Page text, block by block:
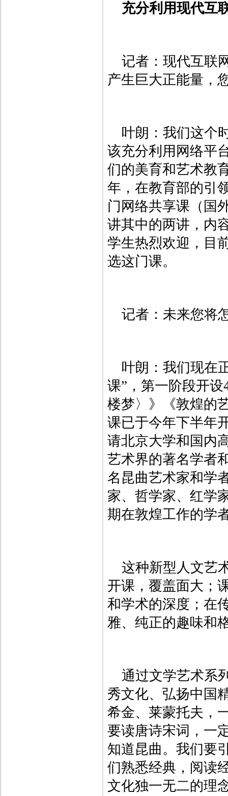
充分利用现代互
记者：现代互联
产生巨大正能量，
叶朗：我们这个
该充分利用网络平
们的美育和艺术教
年，在教育部的引
门网络共享课（国
讲其中的两讲，内
学生热烈欢迎，目
选这门课。
记者：未来您将
叶朗：我们现在
课”，第一阶段开
楼梦〉》《敦煌的
课已于今年下半年
请北京大学和国内
艺术界的著名学者
名昆曲艺术家和学
家、哲学家、红学
期在敦煌工作的学
这种新型人文艺
开课，覆盖面大；
和学术的深度；在
雅、纯正的趣味和
通过文学艺术系
秀文化、弘扬中国
希金、莱蒙托夫，
要读唐诗宋词，一
知道昆曲。我们要
们熟悉经典，阅读
文化独一无二的理